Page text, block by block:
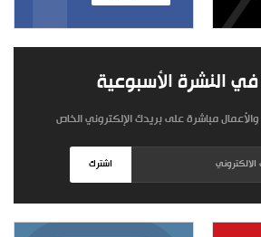
النشرة الأسبوعية
والأعمال مباشرة على بريدك الإلكتروني الخاص
اشترك